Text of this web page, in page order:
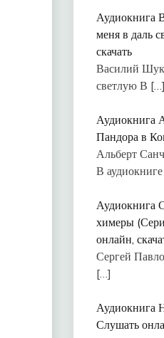
Аудиокнига
меня в даль
скачать
Василий
светлую В […]
Аудиокнига
Пандора в
Альберт
В аудиокниге
Аудиокнига
химеры
онлайн,
Сергей
[…]
Аудиокнига
Слушать